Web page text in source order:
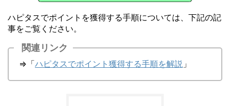
ハピタスでポイントを獲得する手順については、下記の記
事をご覧ください。
関連リンク
⇒「ハピタスでポイント獲得する手順を解説 」